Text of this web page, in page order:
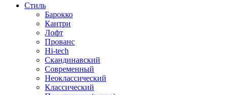
Стиль
Барокко
Кантри
Лофт
Прованс
Hi-tech
Скандинавский
Современный
Неоклассический
Классический